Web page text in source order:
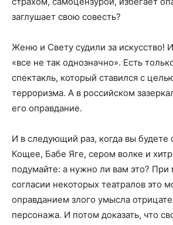
заглушает свою совесть?
Женю и Свету судили за искусство!
«все не так однозначно». Есть
спектакль, который ставился с
терроризма. А в российском
его оправдание.
И в следующий раз, когда вы будете
Кощее, Бабе Яге, сером волке и
подумайте: а нужно ли вам это?
согласии некоторых театралов это
оправданием злого умысла
персонажа. И потом доказать, что